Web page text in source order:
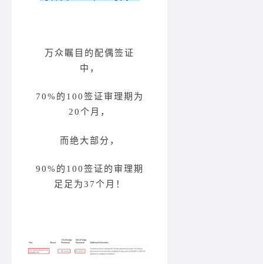
万众瞩目的配偶签证
中，
70%的100签证审理期为
20个月，
而绝大部分，
90%的100签证的审理期
足足为37个月！